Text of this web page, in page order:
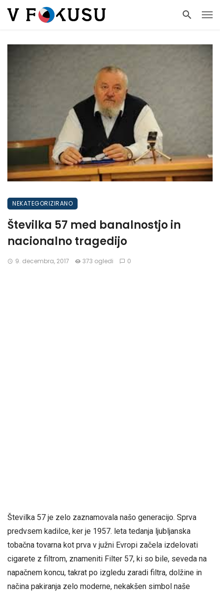
NEKATEGORIZIRANO
Številka 57 med banalnostjo in
nacionalno tragedijo
9. decembra, 2017 373 ogledi 0
Številka 57 je zelo zaznamovala našo generacijo. Sprva
predvsem kadilce, ker je 1957. leta tedanja ljubljanska
tobačna tovarna kot prva v južni Evropi začela izdelovati
cigarete z filtrom, znameniti Filter 57, ki so bile, seveda na
napačnem koncu, takrat po izgledu zaradi filtra, dolžine in
načina pakiranja zelo moderne, nekakšen simbol naše